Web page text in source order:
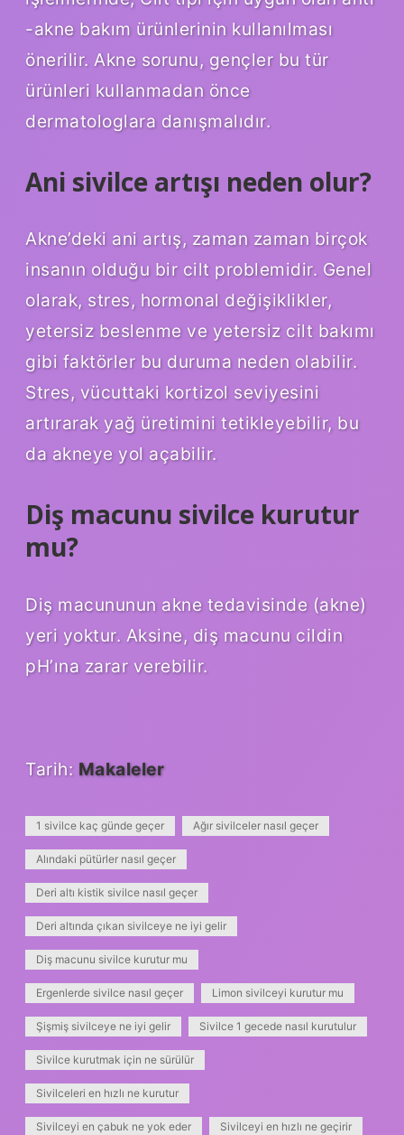
-akne bakım ürünlerinin kullanılması
önerilir. Akne sorunu, gençler bu tür
ürünleri kullanmadan önce
dermatologlara danışmalıdır.
Ani sivilce artışı neden olur?
Akne’deki ani artış, zaman zaman birçok
insanın olduğu bir cilt problemidir. Genel
olarak, stres, hormonal değişiklikler,
yetersiz beslenme ve yetersiz cilt bakımı
gibi faktörler bu duruma neden olabilir.
Stres, vücuttaki kortizol seviyesini
artırarak yağ üretimini tetikleyebilir, bu
da akneye yol açabilir.
Diş macunu sivilce kurutur
mu?
Diş macununun akne tedavisinde (akne)
yeri yoktur. Aksine, diş macunu cildin
pH’ına zarar verebilir.
Tarih: Makaleler
1 sivilce kaç günde geçer Ağır sivilceler nasıl geçer
Alındaki pütürler nasıl geçer
Deri altı kistik sivilce nasıl geçer
Deri altında çıkan sivilceye ne iyi gelir
Diş macunu sivilce kurutur mu
Ergenlerde sivilce nasıl geçer Limon sivilceyi kurutur mu
Şişmiş sivilceye ne iyi gelir Sivilce 1 gecede nasıl kurutulur
Sivilce kurutmak için ne sürülür
Sivilceleri en hızlı ne kurutur
Sivilceyi en çabuk ne yok eder Sivilceyi en hızlı ne geçirir